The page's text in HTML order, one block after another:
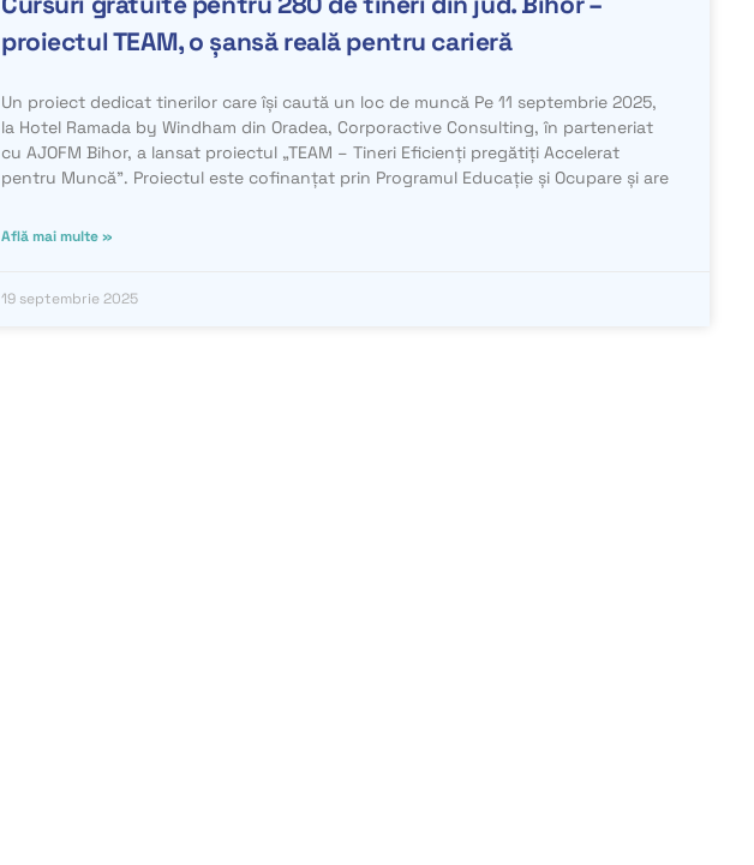
proiectul TEAM, o șansă reală pentru carieră
Un proiect dedicat tinerilor care își caută un loc de muncă Pe 11 septembrie 2025,
la Hotel Ramada by Windham din Oradea, Corporactive Consulting, în parteneriat
cu AJOFM Bihor, a lansat proiectul „TEAM – Tineri Eficienți pregătiți Accelerat
pentru Muncă”. Proiectul este cofinanțat prin Programul Educație și Ocupare și are
Află mai multe »
19 septembrie 2025